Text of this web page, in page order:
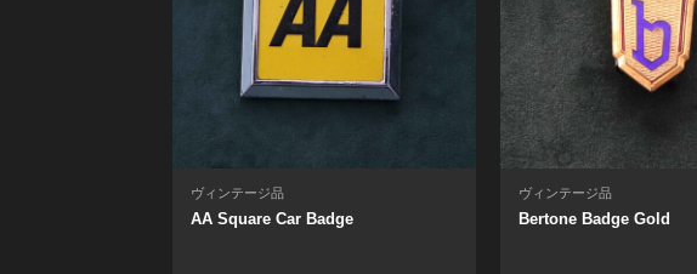
ヴィンテージ品
AA Square Car Badge
ヴィンテージ品
Bertone Badge Gold